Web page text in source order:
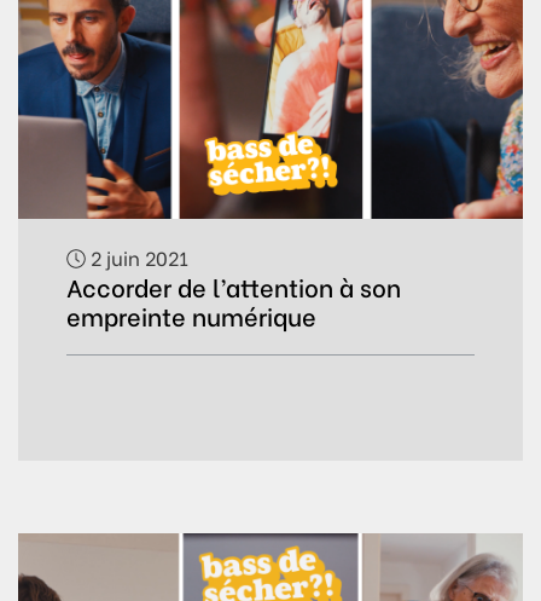
2 juin 2021
Accorder de l’attention à son
empreinte numérique